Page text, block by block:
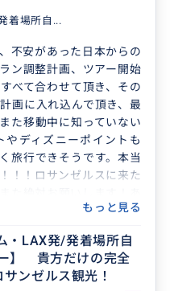
着場所自...
不安があった日本からの
ン調整計画、ツアー開始
べて合わせて頂き、その
画に入れ込んで頂き、最
た移動中に知っていない
やディズニーポイントも
旅行できそうです。本当
！！ロサンゼルスに来た
もっと見る
・LAX発/発着場所自
】 貴方だけの完全
ンゼルス観光！